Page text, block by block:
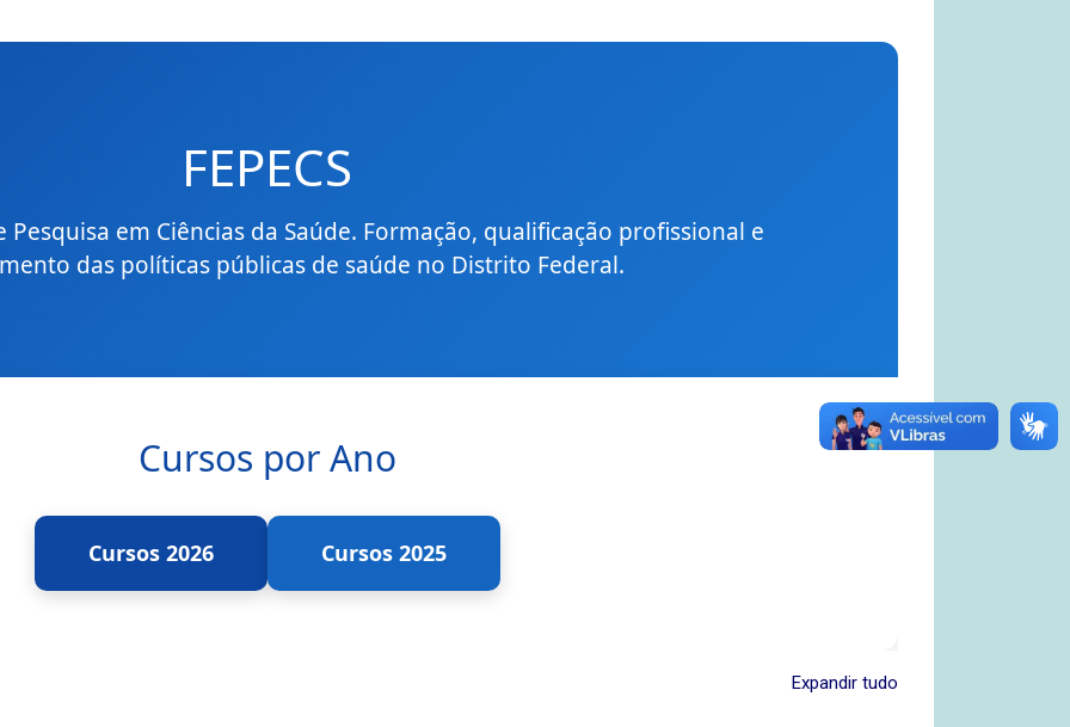
FEPECS
Pesquisa em Ciências da Saúde. Formação, qualificação profissional e
das políticas públicas de saúde no Distrito Federal.
Cursos por Ano
Cursos 2026 Cursos 2025
Expandir tudo